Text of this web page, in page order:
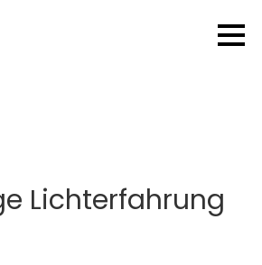
Lichterfahrung